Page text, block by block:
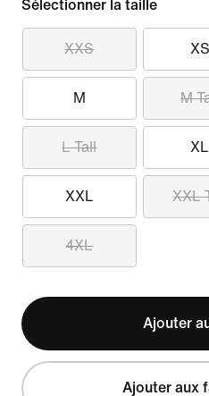
Sélectionner la taille
XXS XS
M M
L Tall XL
XXL XXL
4XL
Ajouter
Ajouter aux